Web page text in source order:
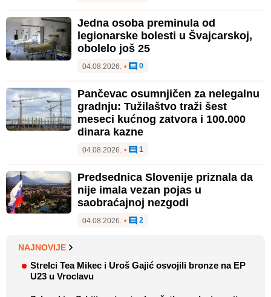
Jedna osoba preminula od
legionarske bolesti u Švajcarskoj,
obolelo još 25
04.08.2026. • 0
Pančevac osumnjičen za nelegalnu
gradnju: Tužilaštvo traži šest
meseci kućnog zatvora i 100.000
dinara kazne
04.08.2026. • 1
Predsednica Slovenije priznala da
nije imala vezan pojas u
saobraćajnoj nezgodi
04.08.2026. • 2
NAJNOVIJE
Strelci Tea Mikec i Uroš Gajić osvojili bronze na EP
U23 u Vroclavu